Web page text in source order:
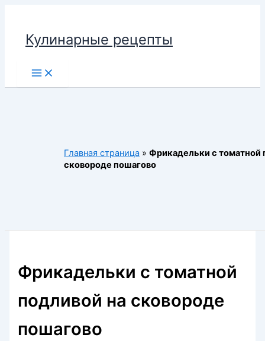
содержимому
Кулинарные рецепты
Main
Menu
Главная страница » Фрикадельки с томатной
сковороде пошагово
Фрикадельки с томатной
подливой на сковороде
пошагово